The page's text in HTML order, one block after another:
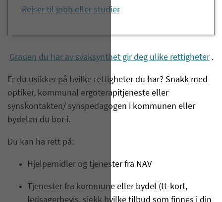
Reiser til jobb eller studier
Graden du har av svaksynthet gir deg ulike rettigheter .
Er du usikker på hvilke rettigheter du har? Snakk med
optiker, kommunal ergoterapitjeneste eller
synskontakten/ synspedagogen i kommunen eller
bydelen du bor i.
Du kan ha rett på:
Hjelpemidler og tjenester fra NAV
Tjenester fra kommune eller bydel (tt-kort,